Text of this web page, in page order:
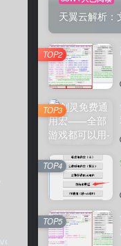
int NextState; //
GET_UP
天翼云解析：
TOP2
TOP3
TOP4
TOP5
天翼云解析：
TOP2
TOP3
TOP4
TOP5